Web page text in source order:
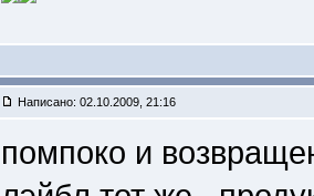
Написано: 02.10.2009, 21:16
помпоко и